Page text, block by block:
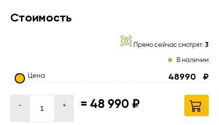
Стоимость
Прямо сейчас смотрят: 3
В наличии
Цена 48990 ₽
- + = 48 990 ₽